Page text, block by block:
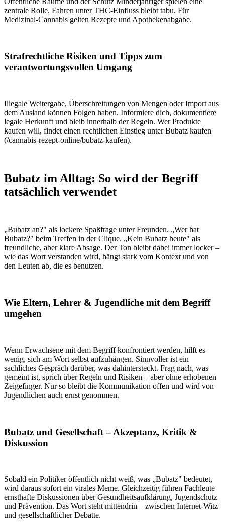
zentrale Rolle. Fahren unter THC-Einfluss bleibt tabu. Für
Medizinal-Cannabis gelten Rezepte und Apothekenabgabe.
Strafrechtliche Risiken und Tipps zum
verantwortungsvollen Umgang
Illegale Weitergabe, Überschreitungen von Mengen oder Import aus
dem Ausland können Folgen haben. Informiere dich, dokumentiere
legale Herkunft und bleib innerhalb der Regeln. Wer Produkte
kaufen will, findet einen rechtlichen Einstieg unterBubatz kaufen
(/cannabis-rezept-online/bubatz-kaufen).
Bubatz im Alltag: So wird der Begriff
tatsächlich verwendet
„Bubatz an?" als lockere Spaßfrage unter Freunden. „Wer hat
Bubatz?" beim Treffen in der Clique. „Kein Bubatz heute" als
freundliche, aber klare Absage. Der Ton bleibt dabei immer locker –
wie das Wort verstanden wird, hängt stark vom Kontext und von
den Leuten ab, die es benutzen.
Wie Eltern, Lehrer & Jugendliche mit dem Begriff
umgehen
Wenn Erwachsene mit dem Begriff konfrontiert werden, hilft es
wenig, sich am Wort selbst aufzuhängen. Sinnvoller ist ein
sachliches Gespräch darüber, was dahintersteckt. Frag nach, was
gemeint ist, sprich über Regeln und Risiken – aber ohne erhobenen
Zeigefinger. Nur so bleibt die Kommunikation offen und wird von
Jugendlichen auch ernst genommen.
Bubatz und Gesellschaft – Akzeptanz, Kritik &
Diskussion
Sobald ein Politiker öffentlich nicht weiß, was „Bubatz" bedeutet,
wird daraus sofort ein virales Meme. Gleichzeitig führen Fachleute
ernsthafte Diskussionen über Gesundheitsaufklärung, Jugendschutz
und Prävention. Das Wort steht mittendrin – zwischen Internet-Witz
und gesellschaftlicher Debatte.